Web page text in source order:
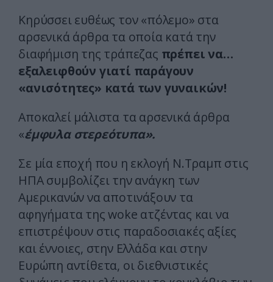
Κηρύσσει ευθέως τον «πόλεμο» στα
αρσενικά άρθρα τα οποία κατά την
διαφήμιση της τράπεζας πρέπει να…
εξαλειφθούν γιατί παράγουν
«ανισότητες» κατά των γυναικών!
Αποκαλεί μάλιστα τα αρσενικά άρθρα
«έμφυλα στερεότυπα».
Σε μία εποχή που η εκλογή Ν.Τραμπ στις
ΗΠΑ συμβολίζει την ανάγκη των
Αμερικανών να αποτινάξουν τα
αφηγήματα της woke ατζέντας και να
επιστρέψουν στις παραδοσιακές αξίες
και έννοιες, στην Ελλάδα και στην
Ευρώπη αντίθετα, οι διεθνιστικές